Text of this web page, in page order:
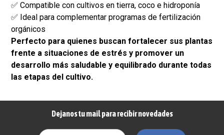
✅ Compatible con cultivos en tierra, coco e hidroponía
✅ Ideal para complementar programas de fertilización
orgánicos
Perfecto para quienes buscan fortalecer sus plantas
frente a situaciones de estrés y promover un
desarrollo más saludable y equilibrado durante todas
las etapas del cultivo.
Dejanos tu mail para recibir novedades